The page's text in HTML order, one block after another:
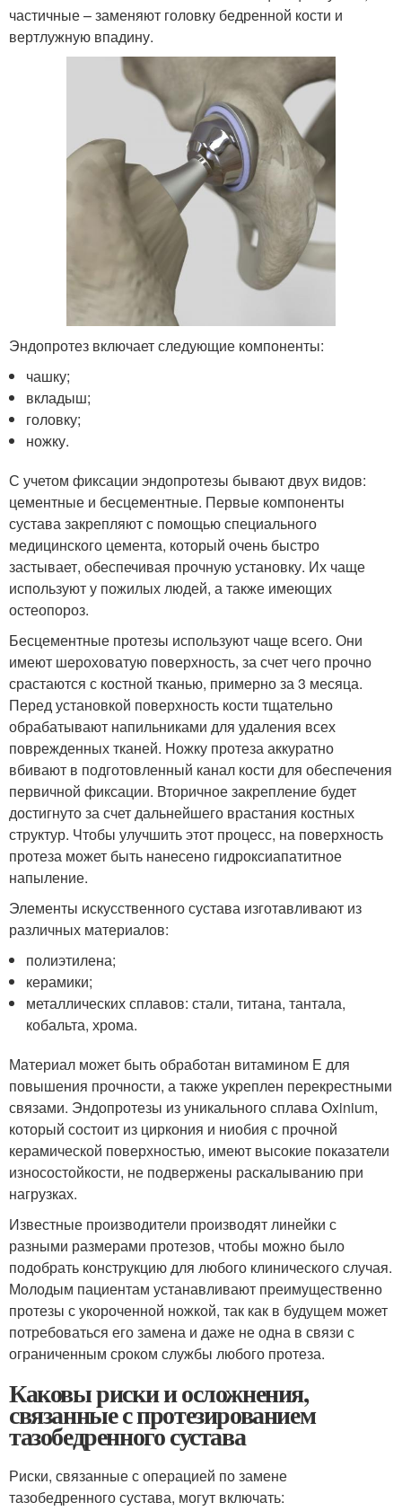
частичные – заменяют головку бедренной кости и
вертлужную впадину.
Эндопротез включает следующие компоненты:
чашку;
вкладыш;
головку;
ножку.
С учетом фиксации эндопротезы бывают двух видов:
цементные и бесцементные. Первые компоненты
сустава закрепляют с помощью специального
медицинского цемента, который очень быстро
застывает, обеспечивая прочную установку. Их чаще
используют у пожилых людей, а также имеющих
остеопороз.
Бесцементные протезы используют чаще всего. Они
имеют шероховатую поверхность, за счет чего прочно
срастаются с костной тканью, примерно за 3 месяца.
Перед установкой поверхность кости тщательно
обрабатывают напильниками для удаления всех
поврежденных тканей. Ножку протеза аккуратно
вбивают в подготовленный канал кости для обеспечения
первичной фиксации. Вторичное закрепление будет
достигнуто за счет дальнейшего врастания костных
структур. Чтобы улучшить этот процесс, на поверхность
протеза может быть нанесено гидроксиапатитное
напыление.
Элементы искусственного сустава изготавливают из
различных материалов:
полиэтилена;
керамики;
металлических сплавов: стали, титана, тантала,
кобальта, хрома.
Материал может быть обработан витамином Е для
повышения прочности, а также укреплен перекрестными
связами. Эндопротезы из уникального сплава Oxinium,
который состоит из циркония и ниобия с прочной
керамической поверхностью, имеют высокие показатели
износостойкости, не подвержены раскалыванию при
нагрузках.
Известные производители производят линейки с
разными размерами протезов, чтобы можно было
подобрать конструкцию для любого клинического случая.
Молодым пациентам устанавливают преимущественно
протезы с укороченной ножкой, так как в будущем может
потребоваться его замена и даже не одна в связи с
ограниченным сроком службы любого протеза.
Каковы риски и осложнения,
связанные с протезированием
тазобедренного сустава
Риски, связанные с операцией по замене
тазобедренного сустава, могут включать: